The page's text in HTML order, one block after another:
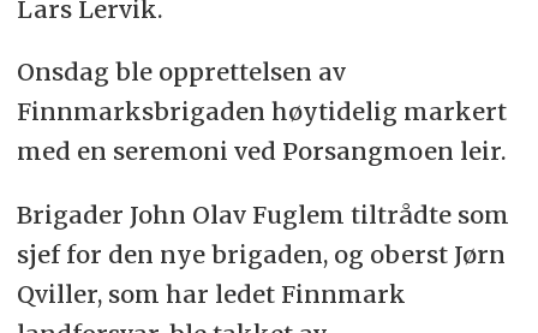
Lars Lervik.
Onsdag ble opprettelsen av
Finnmarksbrigaden høytidelig markert
med en seremoni ved Porsangmoen leir.
Brigader John Olav Fuglem tiltrådte som
sjef for den nye brigaden, og oberst Jørn
Qviller, som har ledet Finnmark